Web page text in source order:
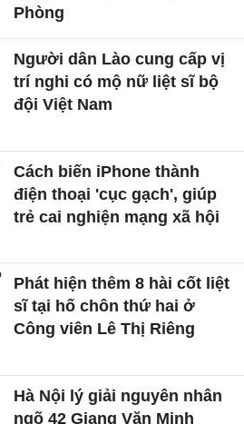
Phòng
Người dân Lào cung cấp vị
trí nghi có mộ nữ liệt sĩ bộ
đội Việt Nam
Cách biến iPhone thành
điện thoại 'cục gạch', giúp
trẻ cai nghiện mạng xã hội
Phát hiện thêm 8 hài cốt liệt
sĩ tại hố chôn thứ hai ở
Công viên Lê Thị Riêng
Hà Nội lý giải nguyên nhân
ngõ 42 Giang Văn Minh